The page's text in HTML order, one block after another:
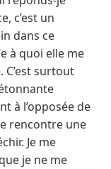
c’est un
dans ce
à quoi elle me
C’est surtout
à l’opposée de
rencontre une
Je me
je ne me